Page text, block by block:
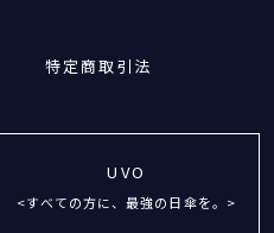
特定商取引法
UVO
<すべての方に、最強の日傘を。>